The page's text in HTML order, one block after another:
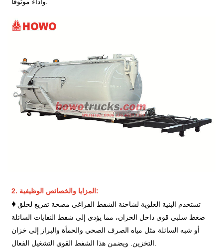
2. المزايا والخصائص الوظيفية:
♦تستخدم البنية العلوية لشاحنة الشفط الفراغي مضخة تفريغ لخلق
ضغط سلبي قوي داخل الخزان، مما يؤدي إلى شفط النفايات السائلة
أو شبه السائلة مثل مياه الصرف الصحي والحمأة والبراز إلى خزان